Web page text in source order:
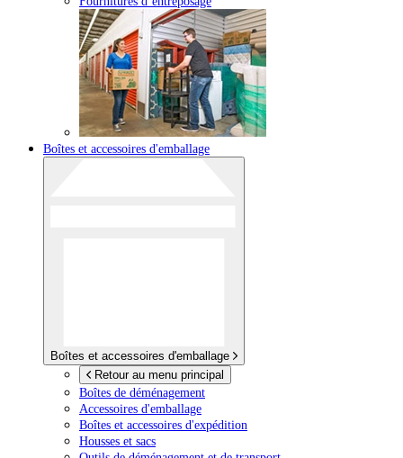
Boîtes et accessoires d'emballage
Boîtes et accessoires d'emballage
Retour au menu principal
Boîtes de déménagement
Accessoires d'emballage
Boîtes et accessoires d'expédition
Housses et sacs